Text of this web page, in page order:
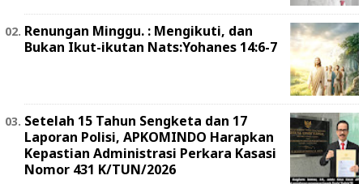
Renungan Minggu. : Mengikuti, dan
Bukan Ikut-ikutan Nats:Yohanes 14:6-7
Setelah 15 Tahun Sengketa dan 17
Laporan Polisi, APKOMINDO Harapkan
Kepastian Administrasi Perkara Kasasi
Nomor 431 K/TUN/2026